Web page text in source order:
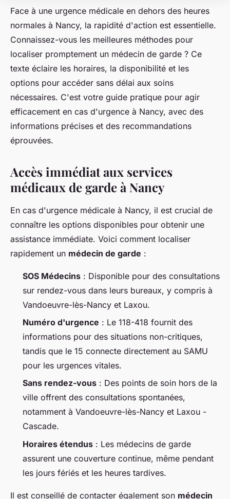
Face à une urgence médicale en dehors des heures
normales à Nancy, la rapidité d'action est essentielle.
Connaissez-vous les meilleures méthodes pour
localiser promptement un médecin de garde ? Ce
texte éclaire les horaires, la disponibilité et les
options pour accéder sans délai aux soins
nécessaires. C'est votre guide pratique pour agir
efficacement en cas d'urgence à Nancy, avec des
informations précises et des recommandations
éprouvées.
Accès immédiat aux services
médicaux de garde à Nancy
En cas d'urgence médicale à Nancy, il est crucial de
connaître les options disponibles pour obtenir une
assistance immédiate. Voici comment localiser
rapidement un médecin de garde :
SOS Médecins : Disponible pour des consultations
sur rendez-vous dans leurs bureaux, y compris à
Vandoeuvre-lès-Nancy et Laxou.
Numéro d'urgence : Le 118-418 fournit des
informations pour des situations non-critiques,
tandis que le 15 connecte directement au SAMU
pour les urgences vitales.
Sans rendez-vous : Des points de soin hors de la
ville offrent des consultations spontanées,
notamment à Vandoeuvre-lès-Nancy et Laxou -
Cascade.
Horaires étendus : Les médecins de garde
assurent une couverture continue, même pendant
les jours fériés et les heures tardives.
Il est conseillé de contacter également son médecin